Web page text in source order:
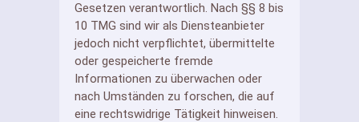
Gesetzen verantwortlich. Nach §§ 8 bis
10 TMG sind wir als Diensteanbieter
jedoch nicht verpflichtet, übermittelte
oder gespeicherte fremde
Informationen zu überwachen oder
nach Umständen zu forschen, die auf
eine rechtswidrige Tätigkeit hinweisen.